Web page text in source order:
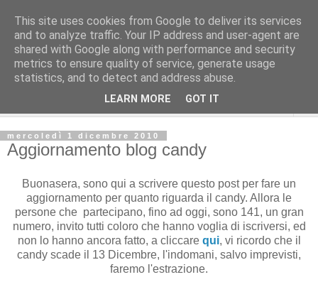
mercoledì 1 dicembre 2010
Aggiornamento blog candy
Buonasera, sono qui a scrivere questo post per fare un
aggiornamento per quanto riguarda il candy. Allora le
persone che partecipano, fino ad oggi, sono 141, un gran
numero, invito tutti coloro che hanno voglia di iscriversi, ed
non lo hanno ancora fatto, a cliccare qui, vi ricordo che il
candy scade il 13 Dicembre, l'indomani, salvo imprevisti,
faremo l'estrazione.
This site uses cookies from Google to deliver its services
and to analyze traffic. Your IP address and user-agent are
shared with Google along with performance and security
metrics to ensure quality of service, generate usage
statistics, and to detect and address abuse.
LEARN MORE GOT IT